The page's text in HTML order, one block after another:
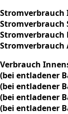
Stromverbrauch
Stromverbrauch
Stromverbrauch
Stromverbrauch
Verbrauch
(bei entladener
(bei entladener
(bei entladener
(bei entladener